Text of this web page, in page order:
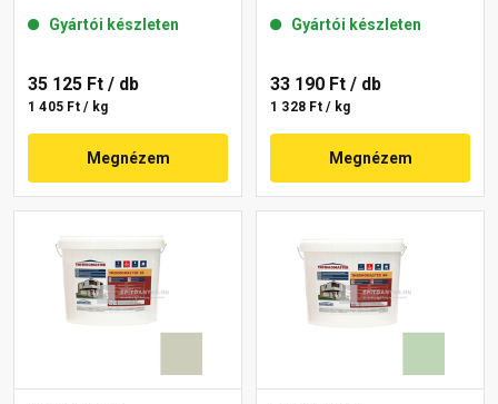
Gyártói készleten
35 125 Ft / db
1 405 Ft / kg
Megnézem
Gyártói készleten
33 190 Ft / db
1 328 Ft / kg
Megnézem